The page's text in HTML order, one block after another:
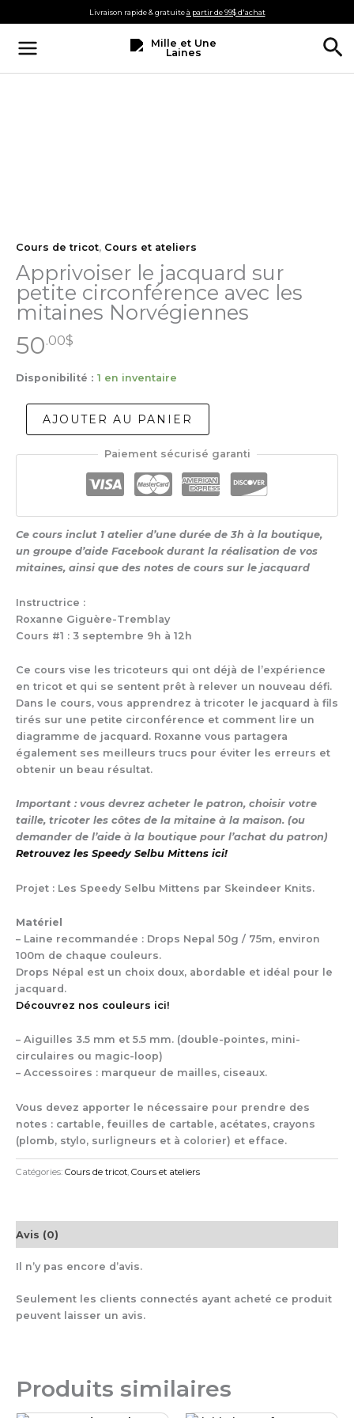
au
contenu
Livraison rapide & gratuiteà partir de 99$ d'achat
Cours de tricot, Cours et ateliers
Apprivoiser le jacquard sur
petite circonférence avec les
mitaines Norvégiennes
50.00$
Disponibilité : 1 en inventaire
quantité
le
circonférence
avec
les
mitaines
AJOUTER AU PANIER
Paiement sécurisé garanti
Ce cours inclut 1 atelier d’une durée de 3h à la boutique,
un groupe d’aide Facebook durant la réalisation de vos
mitaines, ainsi que des notes de cours sur le jacquard
Instructrice :
Roxanne Giguère-Tremblay
Cours #1 : 3 septembre 9h à 12h
Ce cours vise les tricoteurs qui ont déjà de l’expérience
en tricot et qui se sentent prêt à relever un nouveau défi.
Dans le cours, vous apprendrez à tricoter le jacquard à fils
tirés sur une petite circonférence et comment lire un
diagramme de jacquard. Roxanne vous partagera
également ses meilleurs trucs pour éviter les erreurs et
obtenir un beau résultat.
Important : vous devrez acheter le patron, choisir votre
taille, tricoter les côtes de la mitaine à la maison. (ou
demander de l’aide à la boutique pour l’achat du patron)
Retrouvez les Speedy Selbu Mittens ici!
Projet : Les Speedy Selbu Mittens par Skeindeer Knits.
Matériel
– Laine recommandée : Drops Nepal 50g / 75m, environ
100m de chaque couleurs.
Drops Népal est un choix doux, abordable et idéal pour le
jacquard.
Découvrez nos couleurs ici!
– Aiguilles 3.5 mm et 5.5 mm. (double-pointes, mini-
circulaires ou magic-loop)
– Accessoires : marqueur de mailles, ciseaux.
Vous devez apporter le nécessaire pour prendre des
notes : cartable, feuilles de cartable, acétates, crayons
(plomb, stylo, surligneurs et à colorier) et efface.
Catégories: Cours de tricot, Cours et ateliers
Avis (0)
Il n’y pas encore d’avis.
Seulement les clients connectés ayant acheté ce produit
peuvent laisser un avis.
Produits similaires